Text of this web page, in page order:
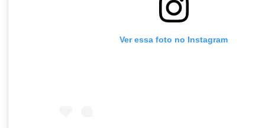
Ver essa foto no Instagram